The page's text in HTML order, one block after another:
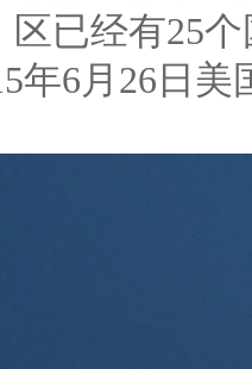
区已经有25
年6月26日